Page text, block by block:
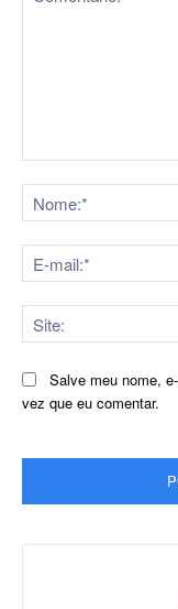
Salve meu nome,
vez que eu comentar.